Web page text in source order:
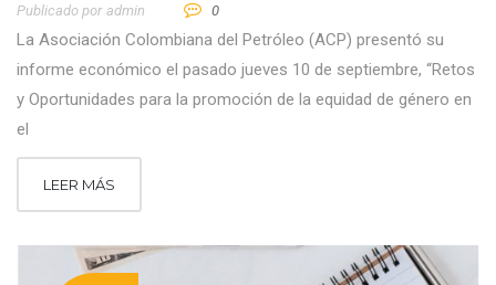
Publicado por Admin 0
La Asociación Colombiana del Petróleo (ACP) presentó su
informe económico el pasado jueves 10 de septiembre, “Retos
y Oportunidades para la promoción de la equidad de género en
el
LEER MÁS